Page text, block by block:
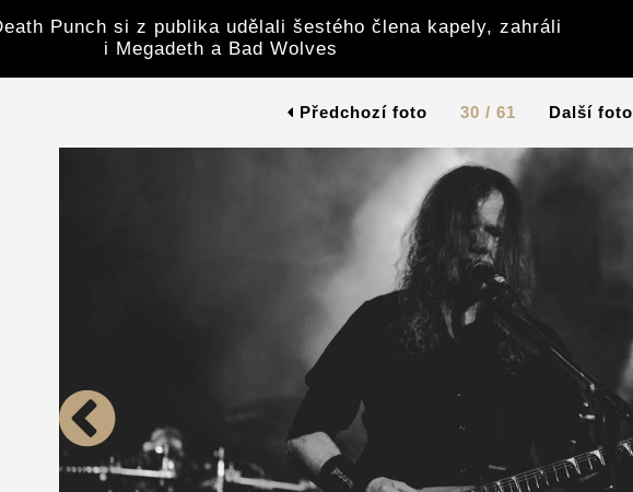
Punch si z publika udělali šestého člena kapely, zahráli
i Megadeth a Bad Wolves
Předchozí foto 30 / 61 Další foto